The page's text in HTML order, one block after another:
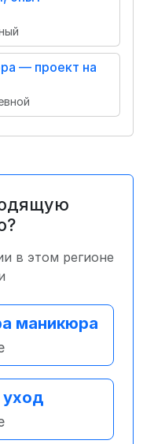
— проект на
в этом регионе
маникюра
уход